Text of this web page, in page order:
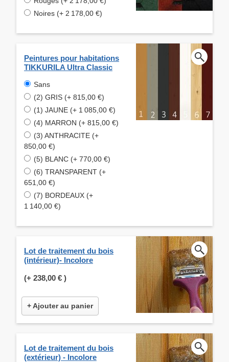
Noires (+ 2 178,00 €)
Peintures pour habitations
TIKKURILA Ultra Classic
Sans
(2) GRIS (+ 815,00 €)
(1) JAUNE (+ 1 085,00 €)
(4) MARRON (+ 815,00 €)
(3) ANTHRACITE (+
850,00 €)
(5) BLANC (+ 770,00 €)
(6) TRANSPARENT (+
651,00 €)
(7) BORDEAUX (+
1 140,00 €)
Lot de traitement du bois
(intérieur)- Incolore
(+ 238,00 € )
+ Ajouter au panier
Lot de traitement du bois
(extérieur) - Incolore